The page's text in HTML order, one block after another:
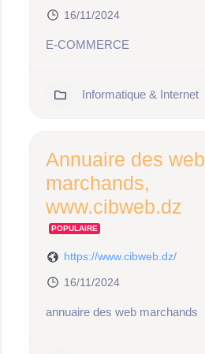
16/11/2024
E-COMMERCE
Informatique & Internet
Annuaire des web
marchands,
www.cibweb.dz
POPULAIRE
https://www.cibweb.dz/
16/11/2024
annuaire des web marchands